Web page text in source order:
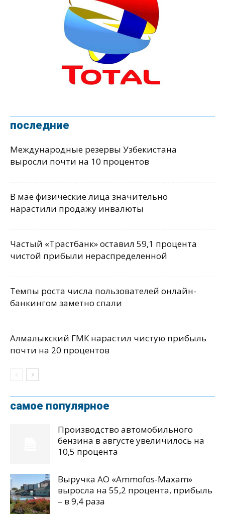
последние
Международные резервы Узбекистана
выросли почти на 10 процентов
В мае физические лица значительно
нарастили продажу инвалюты
Частый «Трастбанк» оставил 59,1 процента
чистой прибыли нераспределенной
Темпы роста числа пользователей онлайн-
банкингом заметно спали
Алмалыкский ГМК нарастил чистую прибыль
почти на 20 процентов
самое популярное
Производство автомобильного
бензина в августе увеличилось на
10,5 процента
Выручка АО «Ammofos-Maxam»
выросла на 55,2 процента, прибыль
– в 9,4 раза